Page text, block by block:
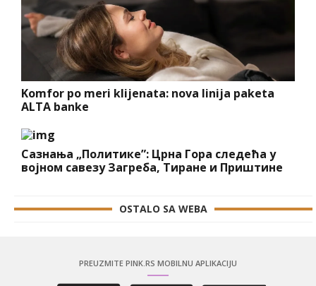
Komfor po meri klijenata: nova linija paketa
ALTA banke
Сазнања „Политике”: Црна Гора следећа у
војном савезу Загреба, Тиране и Приштине
OSTALO SA WEBA
PREUZMITE PINK.RS MOBILNU APLIKACIJU